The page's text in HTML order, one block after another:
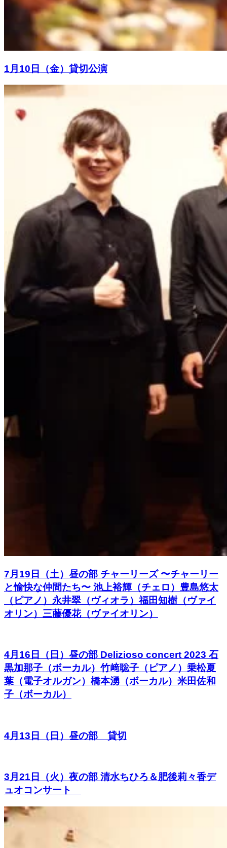
1月10日（金）貸切公演
7月19日（土）昼の部 チャーリーズ 〜チャーリー
と愉快な仲間たち〜 池上裕輝（チェロ）豊島悠太
（ピアノ）永井翠（ヴィオラ）福田知樹（ヴァイ
オリン）三藤優花（ヴァイオリン）
4月16日（日）昼の部 Delizioso concert 2023 石
黒加那子（ボーカル）竹﨑聡子（ピアノ）乗松夏
葉（電子オルガン）橋本湧（ボーカル）米田佐和
子（ボーカル）
4月13日（日）昼の部 貸切
3月21日（火）夜の部 清水ちひろ＆肥後莉々香デ
ュオコンサート